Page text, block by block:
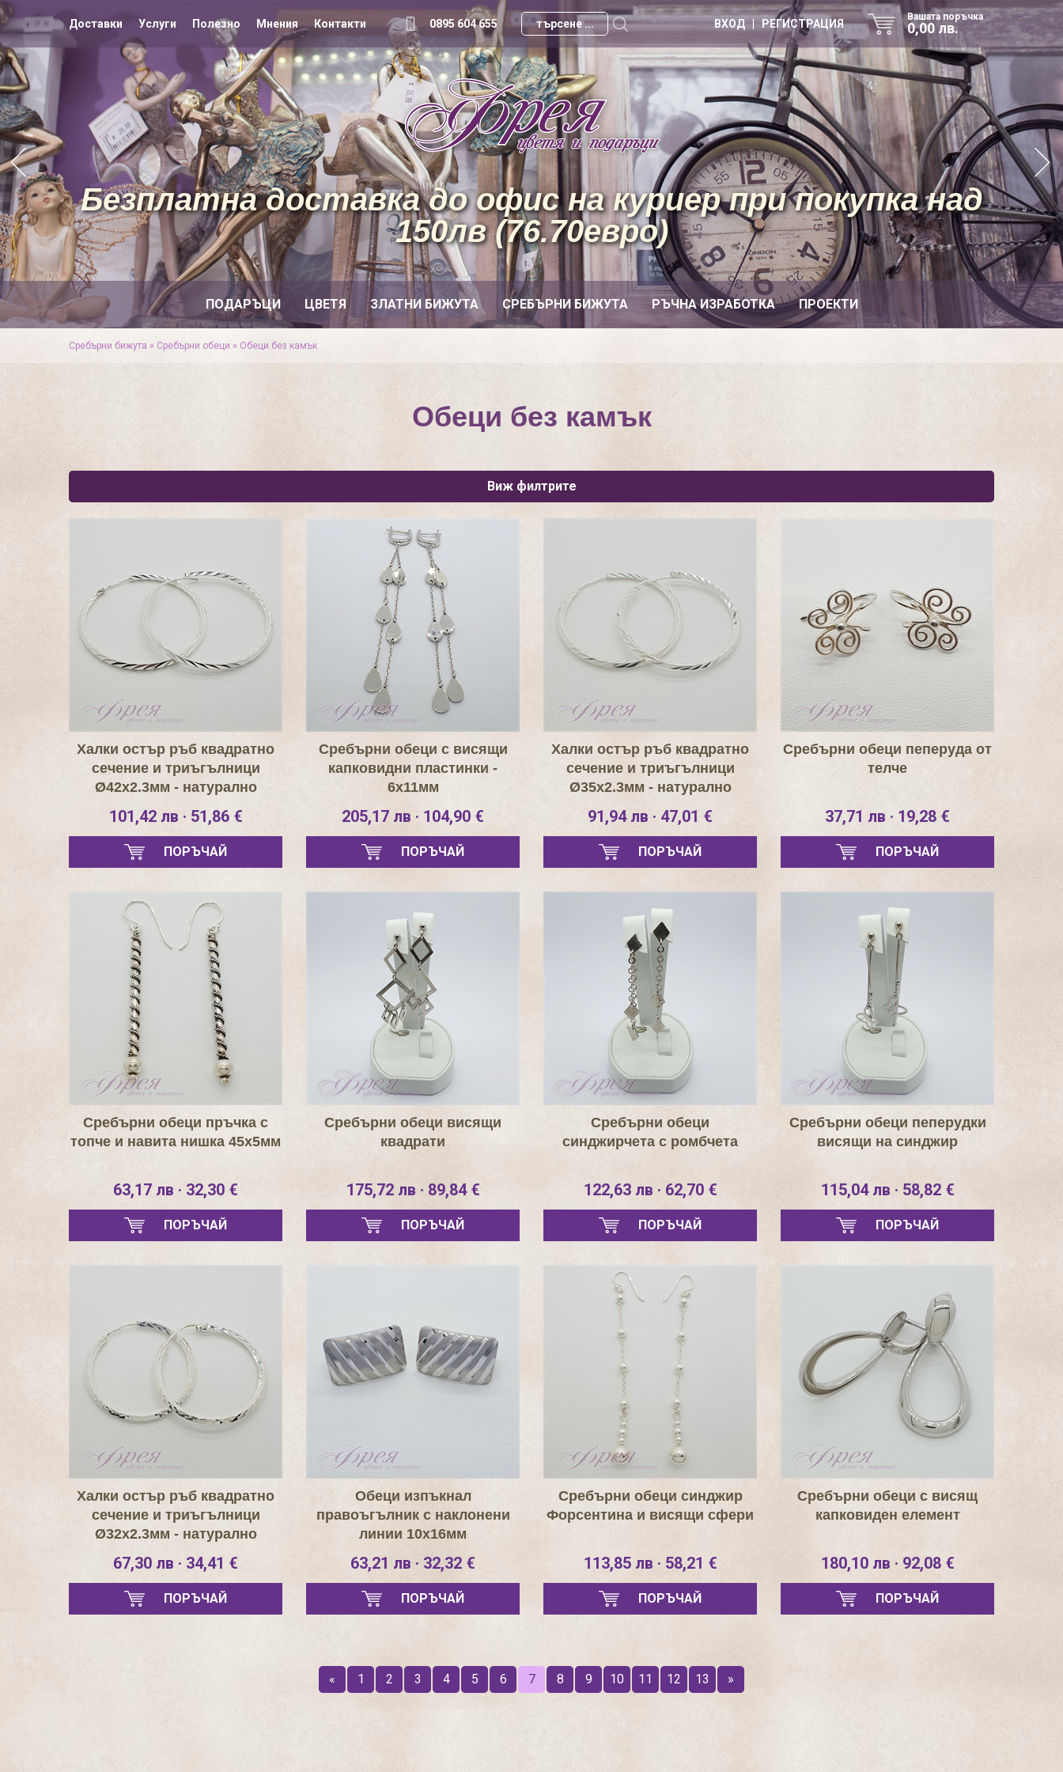
Доставки Услуги Полезно Мнения Контакти 0895 604 655
Вашата поръчка
0,00 лв.
ВХОД | РЕГИСТРАЦИЯ
ПОДАРЪЦИ ЦВЕТЯ ЗЛАТНИ БИЖУТА СРЕБЪРНИ БИЖУТА РЪЧНА ИЗРАБОТКА ПРОЕКТИ
Безплатна доставка до офис на куриер при покупка над
150лв (76.70евро)
Сребърни бижута » Сребърни обеци » Обеци без камък
Обеци без камък
Виж филтрите
Халки остър ръб квадратно
сечение и триъгълници
Ø42х2.3мм - натурално
сребро
101,42 лв · 51,86 €
ПОРЪЧАЙ
Сребърни обеци с висящи
капковидни пластинки -
6х11мм
205,17 лв · 104,90 €
ПОРЪЧАЙ
Халки остър ръб квадратно
сечение и триъгълници
Ø35х2.3мм - натурално
сребро
91,94 лв · 47,01 €
ПОРЪЧАЙ
Сребърни обеци пеперуда от
телче
37,71 лв · 19,28 €
ПОРЪЧАЙ
Сребърни обеци пръчка с
топче и навита нишка 45х5мм
63,17 лв · 32,30 €
ПОРЪЧАЙ
Сребърни обеци висящи
квадрати
175,72 лв · 89,84 €
ПОРЪЧАЙ
Сребърни обеци
синджирчета с ромбчета
122,63 лв · 62,70 €
ПОРЪЧАЙ
Сребърни обеци пеперудки
висящи на синджир
115,04 лв · 58,82 €
ПОРЪЧАЙ
Халки остър ръб квадратно
сечение и триъгълници
Ø32х2.3мм - натурално
сребро
67,30 лв · 34,41 €
ПОРЪЧАЙ
Обеци изпъкнал
правоъгълник с наклонени
линии 10х16мм
63,21 лв · 32,32 €
ПОРЪЧАЙ
Сребърни обеци синджир
Форсентина и висящи сфери
113,85 лв · 58,21 €
ПОРЪЧАЙ
Сребърни обеци с висящ
капковиден елемент
180,10 лв · 92,08 €
ПОРЪЧАЙ
« 1 2 3 4 5 6 7 8 9 10 11 12 13 »